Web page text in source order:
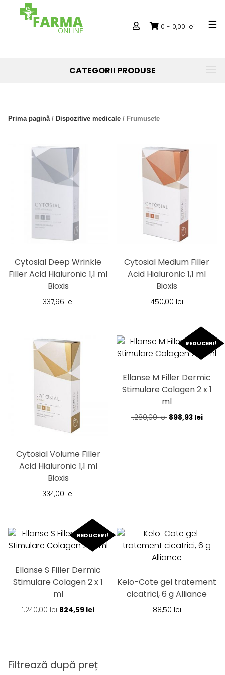
0 - 0,00 lei
CATEGORII PRODUSE
Prima pagină / Dispozitive medicale / Frumusete
Cytosial Deep Wrinkle
Filler Acid Hialuronic 1,1 ml
Bioxis
337,96 lei
Cytosial Medium Filler
Acid Hialuronic 1,1 ml
Bioxis
450,00 lei
Cytosial Volume Filler
Acid Hialuronic 1,1 ml
Bioxis
334,00 lei
REDUCERI!
Ellanse M Filler Dermic
Stimulare Colagen 2 x 1
ml
1.280,00lei Prețul
898,93 leiPrețul
REDUCERI!
Ellanse S Filler Dermic
Stimulare Colagen 2 x 1
ml
1.240,00lei Prețul
824,59 leiPrețul
Kelo-Cote gel tratement
cicatrici, 6 g Alliance
88,50 lei
Filtrează după preț